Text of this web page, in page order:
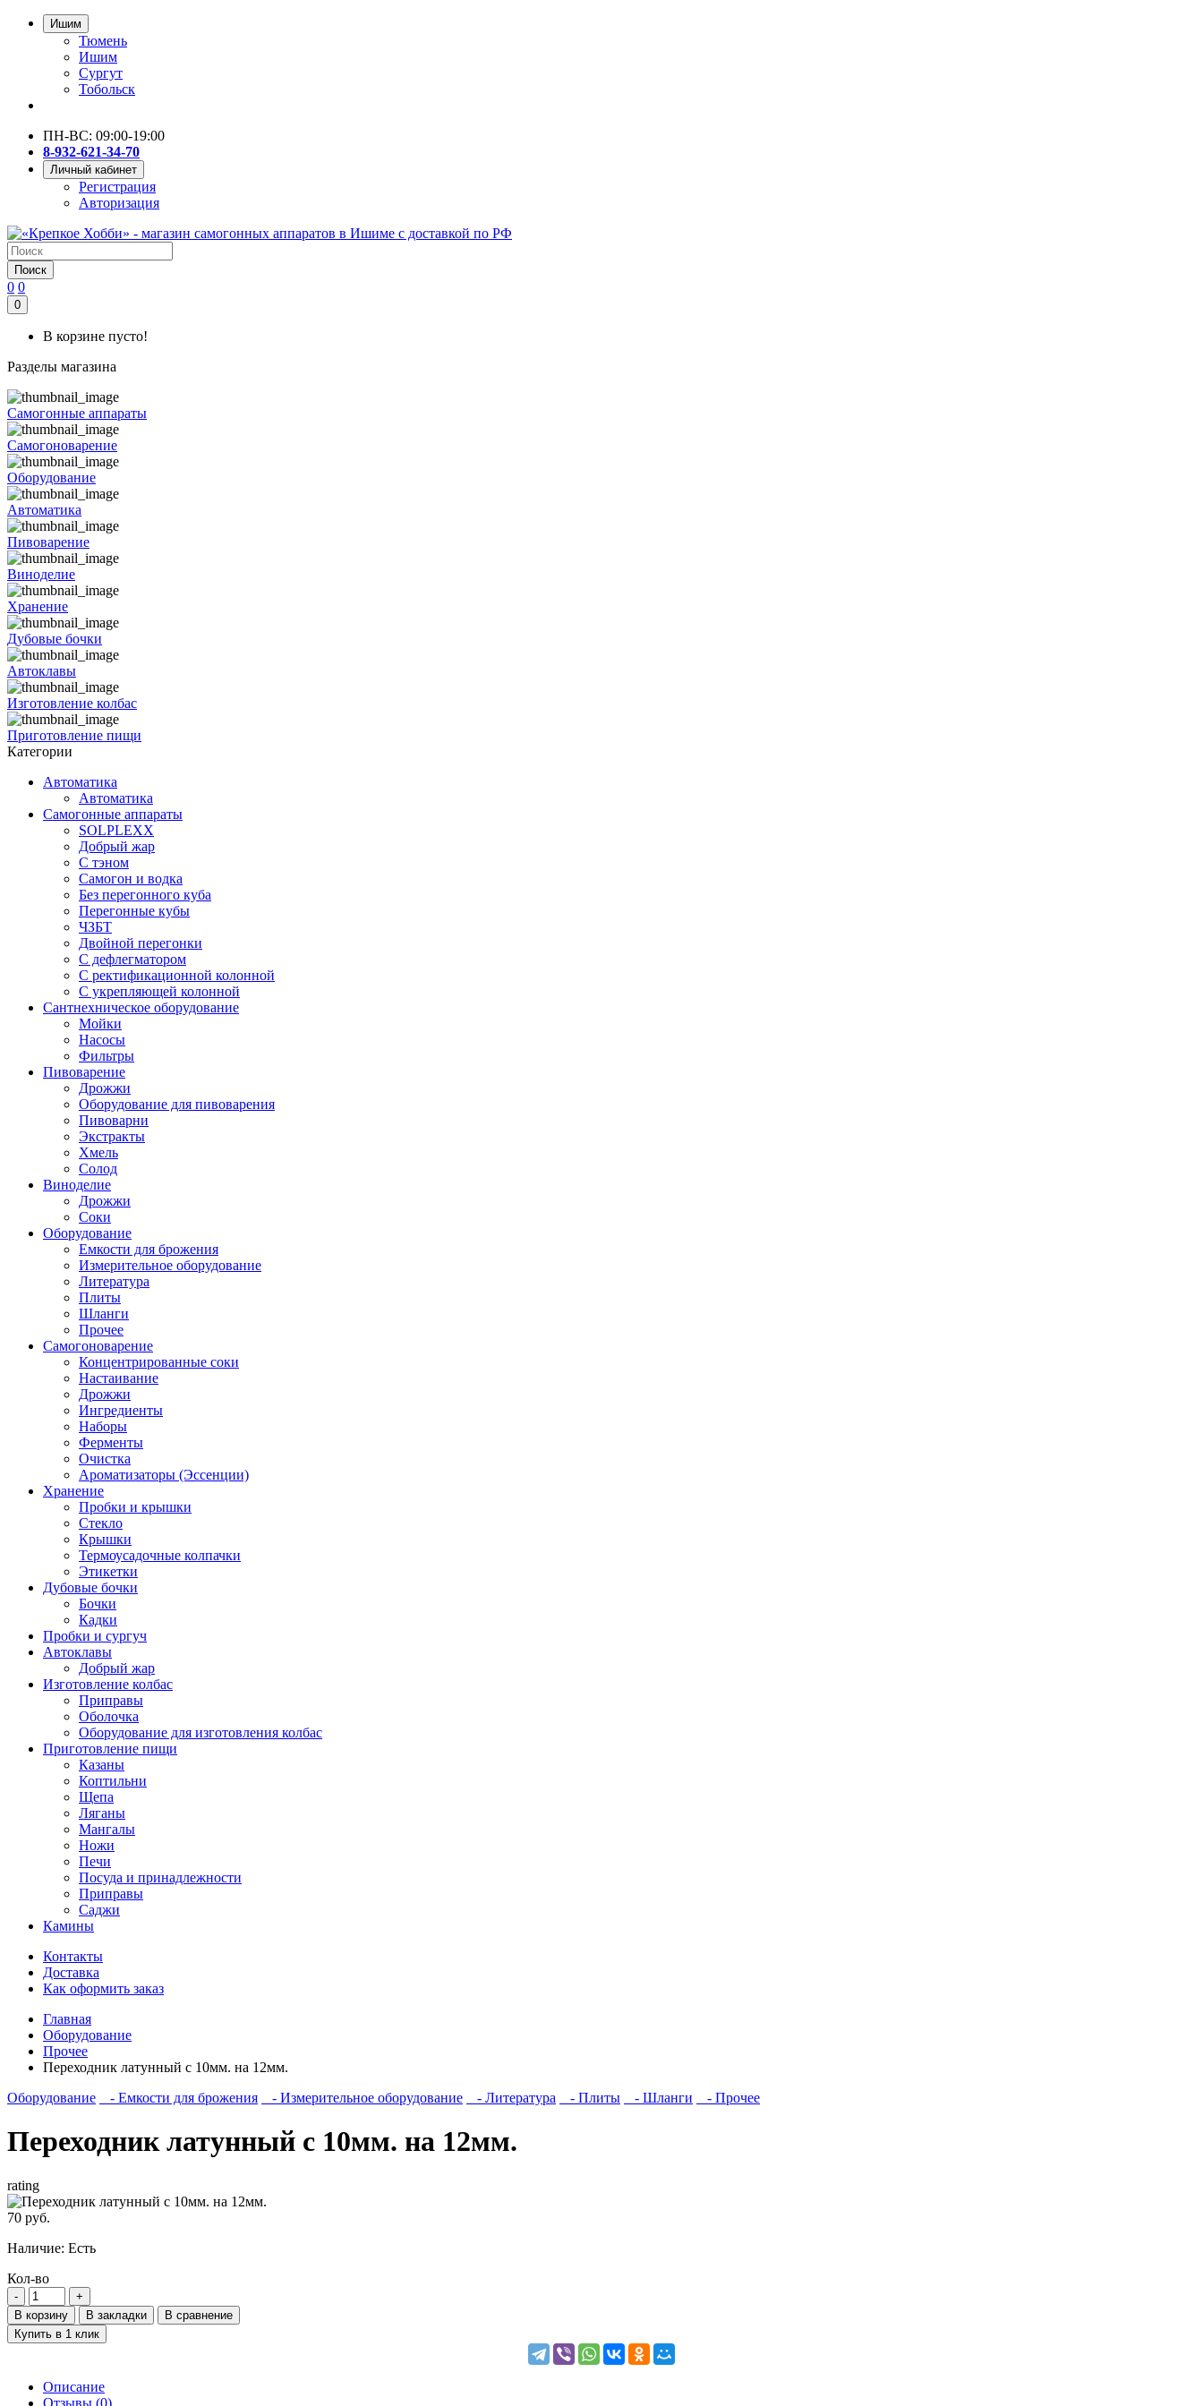
Ишим
Тюмень
Ишим
Сургут
Тобольск
ПН-ВС: 09:00-19:00
8-932-621-34-70
Личный кабинет
Регистрация
Авторизация
Поиск
0 0
0
В корзине пусто!
Разделы магазина
Самогонные аппараты
Самогоноварение
Оборудование
Автоматика
Пивоварение
Виноделие
Хранение
Дубовые бочки
Автоклавы
Изготовление колбас
Приготовление пищи
Категории
Автоматика
Автоматика
Самогонные аппараты
SOLPLEXX
Добрый жар
С тэном
Самогон и водка
Без перегонного куба
Перегонные кубы
ЧЗБТ
Двойной перегонки
С дефлегматором
С ректификационной колонной
С укрепляющей колонной
Сантнехническое оборудование
Мойки
Насосы
Фильтры
Пивоварение
Дрожжи
Оборудование для пивоварения
Пивоварни
Экстракты
Хмель
Солод
Виноделие
Дрожжи
Соки
Оборудование
Емкости для брожения
Измерительное оборудование
Литература
Плиты
Шланги
Прочее
Самогоноварение
Концентрированные соки
Настаивание
Дрожжи
Ингредиенты
Наборы
Ферменты
Очистка
Ароматизаторы (Эссенции)
Хранение
Пробки и крышки
Стекло
Крышки
Термоусадочные колпачки
Этикетки
Дубовые бочки
Бочки
Кадки
Пробки и сургуч
Автоклавы
Добрый жар
Изготовление колбас
Приправы
Оболочка
Оборудование для изготовления колбас
Приготовление пищи
Казаны
Коптильни
Щепа
Ляганы
Мангалы
Ножи
Печи
Посуда и принадлежности
Приправы
Саджи
Камины
Контакты
Доставка
Как оформить заказ
Главная
Оборудование
Прочее
Переходник латунный с 10мм. на 12мм.
Оборудование
- Емкости для брожения - Измерительное оборудование - Литература - Плиты - Шланги - Прочее
Переходник латунный с 10мм. на 12мм.
rating
70 руб.
Наличие: Есть
Кол-во
В корзину В закладки
В сравнение
Купить в 1 клик
Описание
Отзывы (0)